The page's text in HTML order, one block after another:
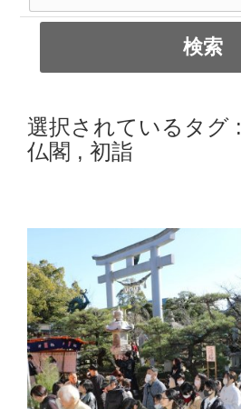
選択されているタグ :
仏閣 , 初詣